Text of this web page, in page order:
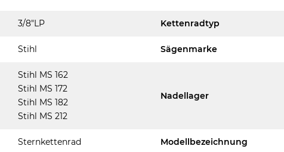
3/8"LP Kettenradtyp
Stihl Sägenmarke
Stihl MS 162
Stihl MS 172
Stihl MS 182
Stihl MS 212
Nadellager
Sternkettenrad Modellbezeichnung